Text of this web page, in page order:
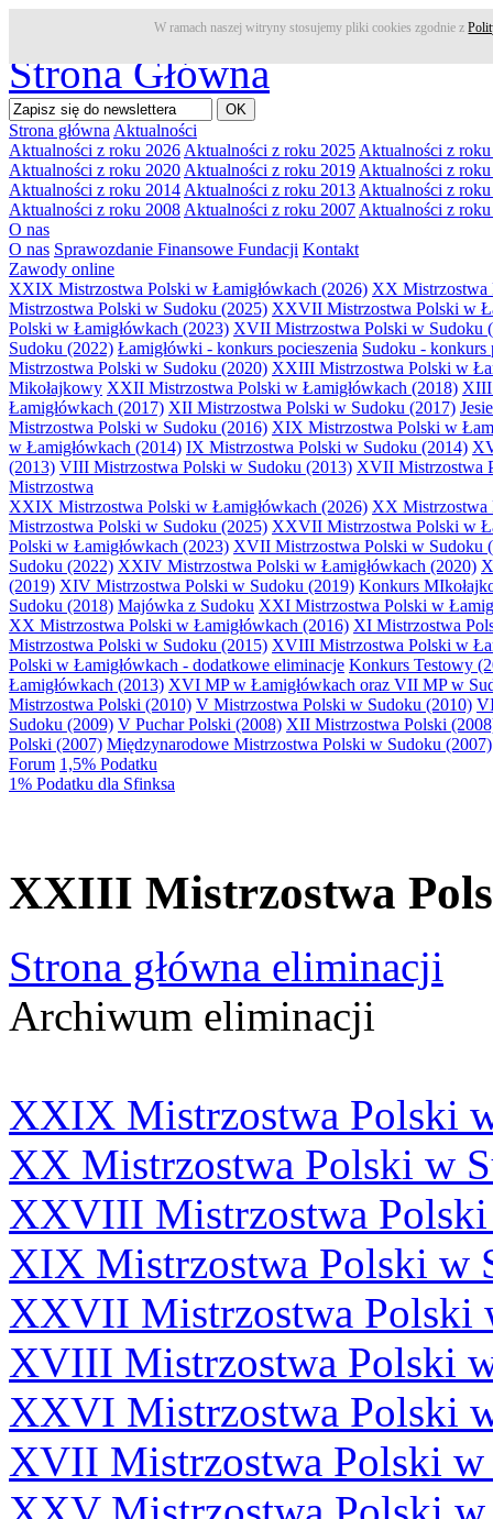
W ramach naszej witryny stosujemy pliki cookies zgodnie z
Strona Główna
Strona główna Aktualności
Aktualności z roku 2026 Aktualności z roku 2025 Aktualności z
Aktualności z roku 2020 Aktualności z roku 2019 Aktualności z
Aktualności z roku 2014 Aktualności z roku 2013 Aktualności z
Aktualności z roku 2008 Aktualności z roku 2007 Aktualności z
O nas
O nas Sprawozdanie Finansowe Fundacji Kontakt
Zawody online
XXIX Mistrzostwa Polski w Łamigłówkach (2026) XX Mistrzostwa
Mistrzostwa Polski w Sudoku (2025) XXVII Mistrzostwa Polski w
Polski w Łamigłówkach (2023) XVII Mistrzostwa Polski w Sudoku
Sudoku (2022) Łamigłówki - konkurs pocieszenia Sudoku - konkurs
Mistrzostwa Polski w Sudoku (2020) XXIII Mistrzostwa Polski w
Mikołajkowy XXII Mistrzostwa Polski w Łamigłówkach (2018) XIII
Łamigłówkach (2017) XII Mistrzostwa Polski w Sudoku (2017)
Mistrzostwa Polski w Sudoku (2016) XIX Mistrzostwa Polski w
w Łamigłówkach (2014) IX Mistrzostwa Polski w Sudoku (2014)
(2013) VIII Mistrzostwa Polski w Sudoku (2013) XVII Mistrzostwa
Mistrzostwa
XXIX Mistrzostwa Polski w Łamigłówkach (2026) XX Mistrzostwa
Mistrzostwa Polski w Sudoku (2025) XXVII Mistrzostwa Polski w
Polski w Łamigłówkach (2023) XVII Mistrzostwa Polski w Sudoku
Sudoku (2022) XXIV Mistrzostwa Polski w Łamigłówkach (2020)
(2019) XIV Mistrzostwa Polski w Sudoku (2019) Konkurs
Sudoku (2018) Majówka z Sudoku XXI Mistrzostwa Polski w
XX Mistrzostwa Polski w Łamigłówkach (2016) XI Mistrzostwa
Mistrzostwa Polski w Sudoku (2015) XVIII Mistrzostwa Polski w
Polski w Łamigłówkach - dodatkowe eliminacje Konkurs Testowy
Łamigłówkach (2013) XVI MP w Łamigłówkach oraz VII MP w
Mistrzostwa Polski (2010) V Mistrzostwa Polski w Sudoku (2010)
Sudoku (2009) V Puchar Polski (2008) XII Mistrzostwa Polski
Polski (2007) Międzynarodowe Mistrzostwa Polski w Sudoku (2007)
Forum 1,5% Podatku
1% Podatku dla Sfinksa
XXIII Mistrzostwa
Strona główna eliminacji
Archiwum eliminacji
XXIX Mistrzostwa Polski
XX Mistrzostwa Polski w
XXVIII Mistrzostwa Polski
XIX Mistrzostwa Polski w
XXVII Mistrzostwa Polski
XVIII Mistrzostwa Polski
XXVI Mistrzostwa Polski
XVII Mistrzostwa Polski w